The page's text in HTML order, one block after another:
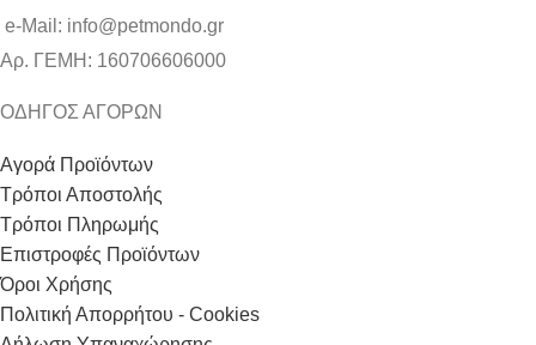
e-Mail: info@petmondo.gr
Aρ. ΓΕΜΗ: 160706606000
ΟΔΗΓΟΣ ΑΓΟΡΩΝ
Αγορά Προϊόντων
Τρόποι Αποστολής
Τρόποι Πληρωμής
Επιστροφές Προϊόντων
Όροι Χρήσης
Πολιτική Απορρήτου - Cookies